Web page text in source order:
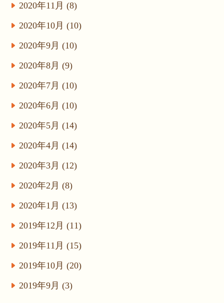
2020年11月 (8)
2020年10月 (10)
2020年9月 (10)
2020年8月 (9)
2020年7月 (10)
2020年6月 (10)
2020年5月 (14)
2020年4月 (14)
2020年3月 (12)
2020年2月 (8)
2020年1月 (13)
2019年12月 (11)
2019年11月 (15)
2019年10月 (20)
2019年9月 (3)